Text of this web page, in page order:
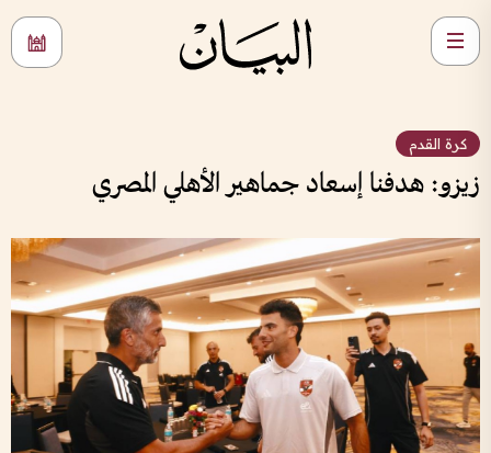
كرة القدم
زيزو: هدفنا إسعاد جماهير الأهلي المصري